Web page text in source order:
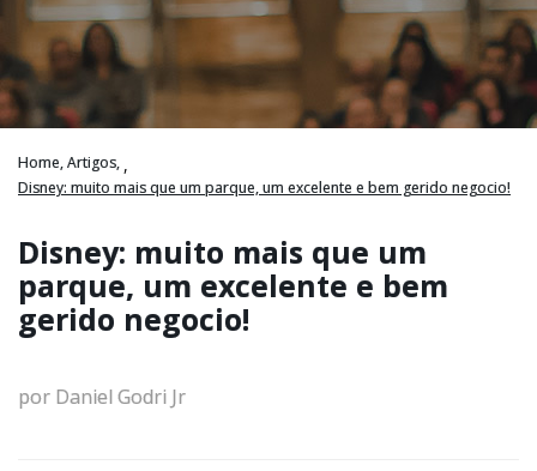
Home, ,
Artigos,
Disney: muito mais que um parque, um excelente e bem gerido negocio!
Disney: muito mais que um
parque, um excelente e bem
gerido negocio!
por Daniel Godri Jr